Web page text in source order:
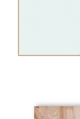
L'avis de